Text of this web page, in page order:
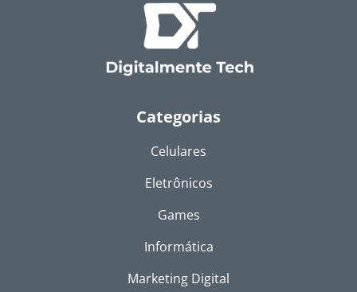
Categorias
Celulares
Eletrônicos
Games
Informática
Marketing Digital